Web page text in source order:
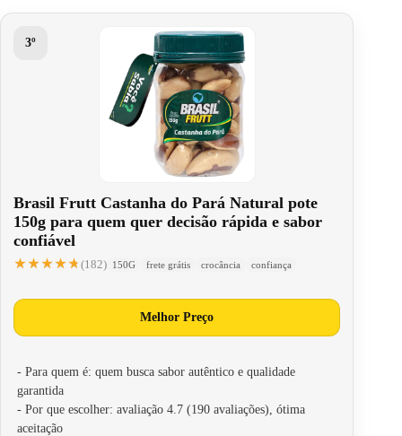
3º
Brasil Frutt Castanha do Pará Natural pote
150g para quem quer decisão rápida e sabor
confiável
★★★★★
★★★★★ (182) 150G frete grátis crocância confiança
Melhor Preço
- Para quem é: quem busca sabor autêntico e qualidade
garantida
- Por que escolher: avaliação 4.7 (190 avaliações), ótima
aceitação